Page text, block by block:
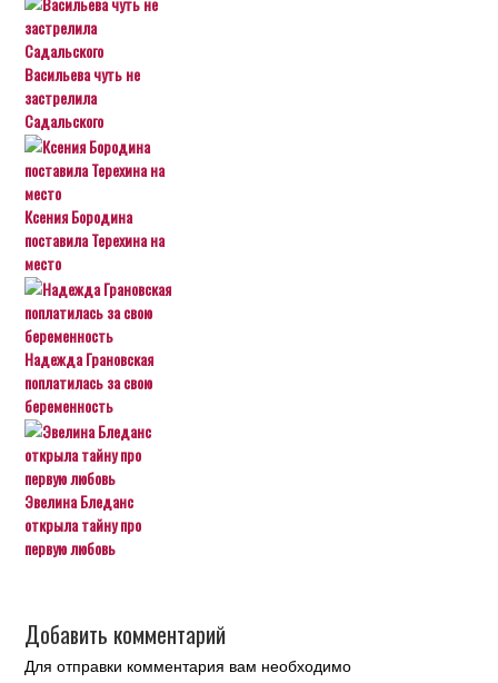
Васильева чуть не
застрелила
Садальского
Ксения Бородина
поставила Терехина на
место
Надежда Грановская
поплатилась за свою
беременность
Эвелина Бледанс
открыла тайну про
первую любовь
Добавить комментарий
Для отправки комментария вам необходимо